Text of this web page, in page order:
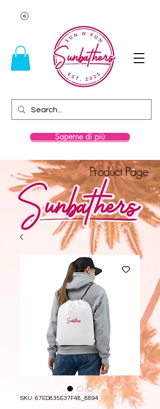
Saperne di più
Product Page
SKU: 67ED835E37F48_8894